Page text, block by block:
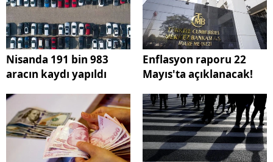
Nisanda 191 bin 983
aracın kaydı yapıldı
Enflasyon raporu 22
Mayıs'ta açıklanacak!